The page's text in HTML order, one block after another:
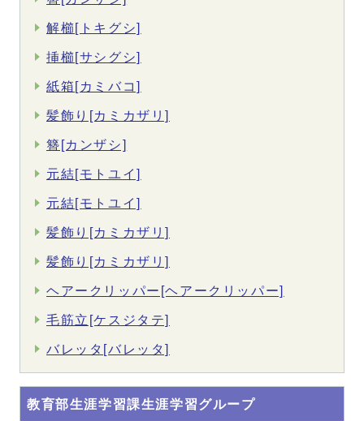
解櫛[トキグシ]
挿櫛[サシグシ]
紙箱[カミバコ]
髪飾り[カミカザリ]
簪[カンザシ]
元結[モトユイ]
元結[モトユイ]
髪飾り[カミカザリ]
髪飾り[カミカザリ]
ヘアークリッパー[ヘアークリッパー]
毛筋立[ケスジタテ]
バレッタ[バレッタ]
教育部生涯学習課生涯学習グループ